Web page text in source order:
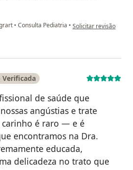
• Consulta Pediatria • na opinião do
Solicitar revisão
Verificada
de saúde que
angústias e trate
carinho é raro — e é
encontramos na Dra.
educada,
delicadeza no trato que